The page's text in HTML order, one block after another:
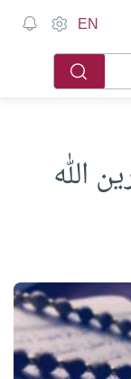
EN
الله